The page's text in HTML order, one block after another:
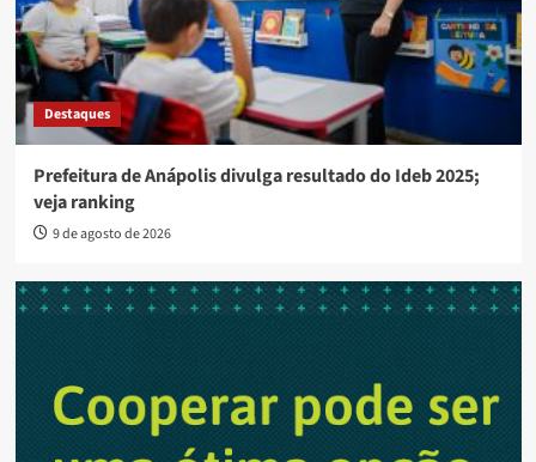
Destaques
Prefeitura de Anápolis divulga resultado do Ideb 2025;
veja ranking
9 de agosto de 2026